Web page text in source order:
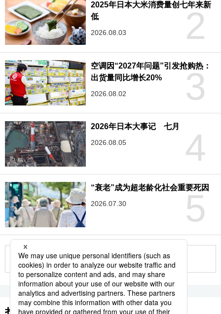
2
2025年日本大米消费量创七年来新
低
2026.08.03
3
空调因“2027年问题”引发抢购热：
出货量同比增长20%
2026.08.02
4
2026年日本大事记 七月
2026.08.05
5
“衰老”成为超老龄化社会重要死因
2026.07.30
更多